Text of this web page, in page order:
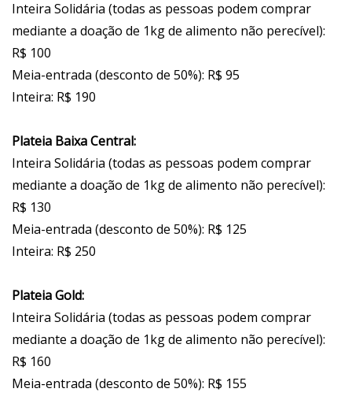
Inteira Solidária (todas as pessoas podem comprar
mediante a doação de 1kg de alimento não perecível):
R$ 100
Meia-entrada (desconto de 50%): R$ 95
Inteira: R$ 190
Plateia Baixa Central:
Inteira Solidária (todas as pessoas podem comprar
mediante a doação de 1kg de alimento não perecível):
R$ 130
Meia-entrada (desconto de 50%): R$ 125
Inteira: R$ 250
Plateia Gold:
Inteira Solidária (todas as pessoas podem comprar
mediante a doação de 1kg de alimento não perecível):
R$ 160
Meia-entrada (desconto de 50%): R$ 155